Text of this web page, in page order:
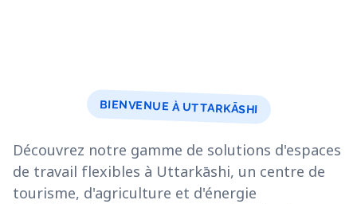
BIENVENUE À UTTARKĀSHI
Découvrez notre gamme de solutions d'espaces
de travail flexibles à Uttarkāshi, un centre de
tourisme, d'agriculture et d'énergie